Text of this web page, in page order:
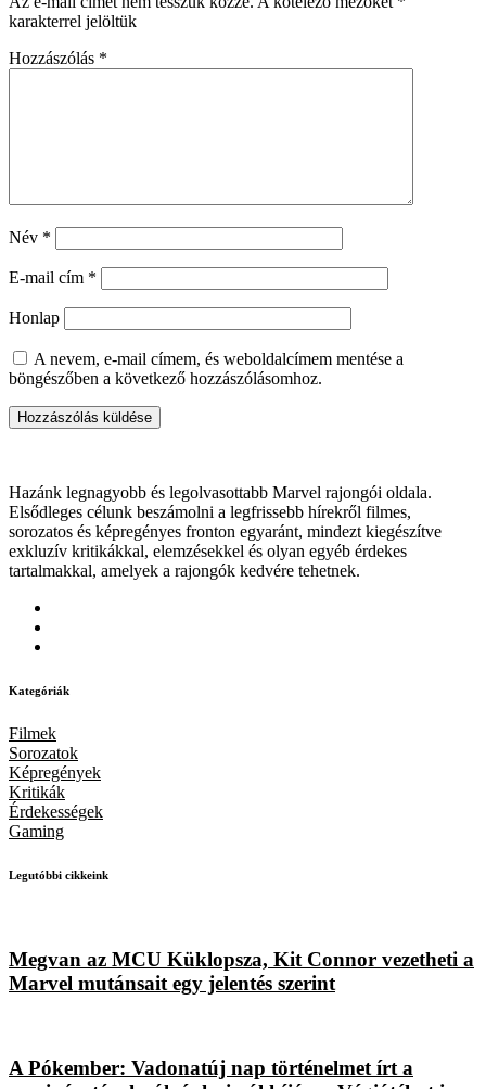
karakterrel jelöltük
Hozzászólás *
Név *
E-mail cím *
Honlap
A nevem, e-mail címem, és weboldalcímem mentése a
böngészőben a következő hozzászólásomhoz.
Hazánk legnagyobb és legolvasottabb Marvel rajongói oldala.
Elsődleges célunk beszámolni a legfrissebb hírekről filmes,
sorozatos és képregényes fronton egyaránt, mindezt kiegészítve
exkluzív kritikákkal, elemzésekkel és olyan egyéb érdekes
tartalmakkal, amelyek a rajongók kedvére tehetnek.
Kategóriák
Filmek
Sorozatok
Képregények
Kritikák
Érdekességek
Gaming
Legutóbbi cikkeink
Megvan az MCU Küklopsza, Kit Connor vezetheti a
Marvel mutánsait egy jelentés szerint
A Pókember: Vadonatúj nap történelmet írt a